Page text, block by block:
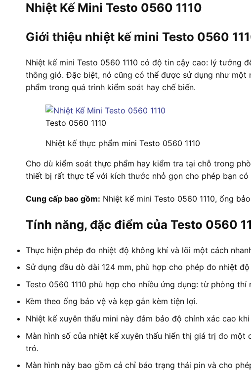
Nhiệt Kế Mini Testo 0560 1110
Giới thiệu nhiệt kế mini Testo 0560
Nhiệt kế mini Testo 0560 1110 có độ tin cậy cao: lý tưởng
thông gió. Đặc biệt, nó cũng có thể được sử dụng như
phẩm trong quá trình kiểm soát hay chế biến.
Testo 0560 1110
Nhiệt kế thực phẩm mini Testo 0560 1110
Cho dù kiểm soát thực phẩm hay kiểm tra tại chỗ trong
thiết bị rất thực tế với kích thước nhỏ gọn cho phép bạn
Cung cấp bao gồm: Nhiệt kế mini Testo 0560 1110, ống
Tính năng, đặc điểm của Testo 0560
Thực hiện phép đo nhiệt độ không khí và lõi một cách
Sử dụng đầu dò dài 124 mm, phù hợp cho phép đo nhiệt
Testo 0560 1110 phù hợp cho nhiều ứng dụng: từ phòng
Kèm theo ống bảo vệ và kẹp gắn kèm tiện lợi.
Nhiệt kế xuyên thấu mini này đảm bảo độ chính xác cao
Màn hình số của nhiệt kế xuyên thấu hiển thị giá trị đo
trỏ.
Màn hình này bao gồm cả chỉ báo trạng thái pin và cho